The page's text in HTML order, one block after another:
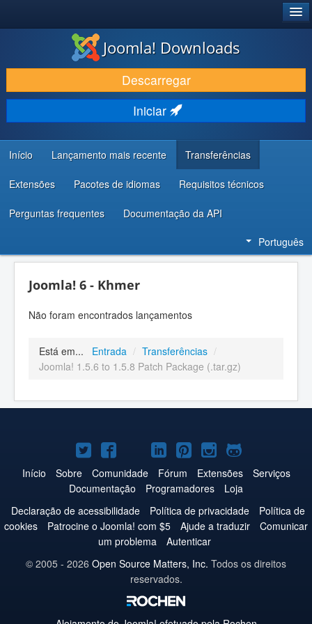
DESCARREGAR E EVOLUIR
DESCOBRIR E APRENDER
COMUNIDADE E SUPORTE
RECURSOS PARA PROGRAMADORES
Joomla! Downloads
Descarregar
Iniciar
Início Lançamento mais recente Transferências
Extensões Pacotes de idiomas Requisitos técnicos
Perguntas frequentes Documentação da API
Português
Joomla! 6 - Khmer
Não foram encontrados lançamentos
Está em... Entrada / Transferências /
Joomla! 1.5.6 to 1.5.8 Patch Package (.tar.gz)
Joomla!
no
Twitter
Joomla!
no
Facebook
Joomla!
no
YouTube
Joomla!
no
LinkedIn
Joomla!
no
Pinterest
Joomla!
no
Instagram
Joomla!
no
GitHub
Início Sobre Comunidade Fórum Extensões
Serviços
Documentação
Programadores
Loja
Declaração de acessibilidade
Política de privacidade
Política de
cookies
Patrocine o Joomla! com $5 Ajude a traduzir
Comunicar
um problema
Autenticar
© 2005 - 2026 Open Source Matters, Inc. Todos os direitos
reservados.